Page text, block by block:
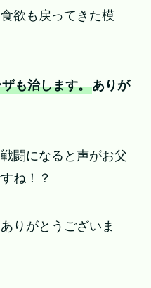
欲も戻ってきた模
も治します。ありが
闘になると声がお父
ね！？
りがとうございま